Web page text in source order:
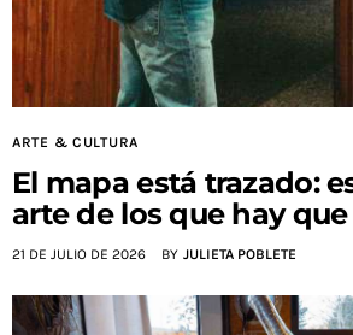
ARTE & CULTURA
El mapa está trazado:
arte de los que hay
21 DE JULIO DE 2026 BY JULIETA POBLETE